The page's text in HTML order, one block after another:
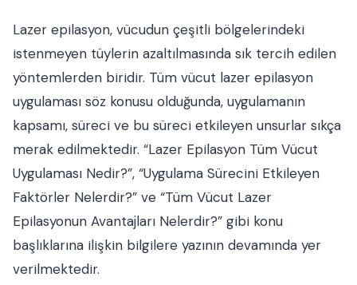
Lazer epilasyon, vücudun çeşitli bölgelerindeki
istenmeyen tüylerin azaltılmasında sık tercih edilen
yöntemlerden biridir. Tüm vücut lazer epilasyon
uygulaması söz konusu olduğunda, uygulamanın
kapsamı, süreci ve bu süreci etkileyen unsurlar sıkça
merak edilmektedir. “Lazer Epilasyon Tüm Vücut
Uygulaması Nedir?”, “Uygulama Sürecini Etkileyen
Faktörler Nelerdir?” ve “Tüm Vücut Lazer
Epilasyonun Avantajları Nelerdir?” gibi konu
başlıklarına ilişkin bilgilere yazının devamında yer
verilmektedir.